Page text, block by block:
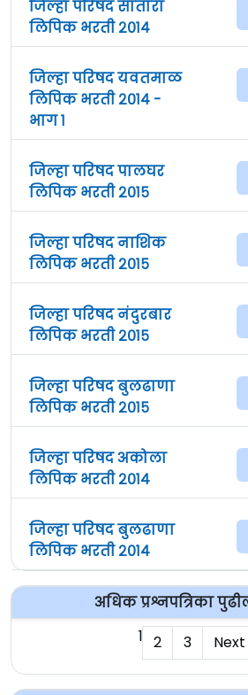
जिल्हा परिषद सातारा
लिपिक भरती २०१४
जिल्हा परिषद यवतमाळ
लिपिक भरती २०१४ -
भाग १
जिल्हा परिषद पालघर
लिपिक भरती २०१५
जिल्हा परिषद नाशिक
लिपिक भरती २०१५
जिल्हा परिषद नंदुरबार
लिपिक भरती २०१५
जिल्हा परिषद बुलढाणा
लिपिक भरती २०१५
जिल्हा परिषद अकोला
लिपिक भरती २०१४
जिल्हा परिषद बुलढाणा
लिपिक भरती २०१४
अधिक प्रश्नपत्रिका
1 2 3 Next